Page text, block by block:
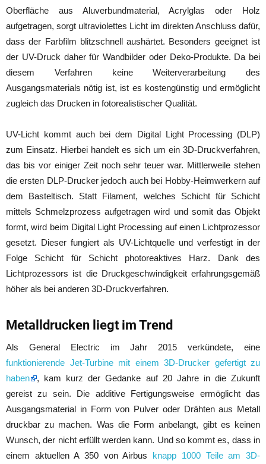
Oberfläche aus Aluverbundmaterial, Acrylglas oder Holz
aufgetragen, sorgt ultraviolettes Licht im direkten Anschluss dafür,
dass der Farbfilm blitzschnell aushärtet. Besonders geeignet ist
der UV-Druck daher für Wandbilder oder Deko-Produkte. Da bei
diesem Verfahren keine Weiterverarbeitung des
Ausgangsmaterials nötig ist, ist es kostengünstig und ermöglicht
zugleich das Drucken in fotorealistischer Qualität.
UV-Licht kommt auch bei dem Digital Light Processing (DLP)
zum Einsatz. Hierbei handelt es sich um ein 3D-Druckverfahren,
das bis vor einiger Zeit noch sehr teuer war. Mittlerweile stehen
die ersten DLP-Drucker jedoch auch bei Hobby-Heimwerkern auf
dem Basteltisch. Statt Filament, welches Schicht für Schicht
mittels Schmelzprozess aufgetragen wird und somit das Objekt
formt, wird beim Digital Light Processing auf einen Lichtprozessor
gesetzt. Dieser fungiert als UV-Lichtquelle und verfestigt in der
Folge Schicht für Schicht photoreaktives Harz. Dank des
Lichtprozessors ist die Druckgeschwindigkeit erfahrungsgemäß
höher als bei anderen 3D-Druckverfahren.
Metalldrucken liegt im Trend
Als General Electric im Jahr 2015 verkündete, eine
funktionierende Jet-Turbine mit einem 3D-Drucker gefertigt zu
haben
, kam kurz der Gedanke auf 20 Jahre in die Zukunft
gereist zu sein. Die additive Fertigungsweise ermöglicht das
Ausgangsmaterial in Form von Pulver oder Drähten aus Metall
druckbar zu machen. Was die Form anbelangt, gibt es keinen
Wunsch, der nicht erfüllt werden kann. Und so kommt es, dass in
einem aktuellen A 350 von Airbus knapp 1000 Teile am 3D-